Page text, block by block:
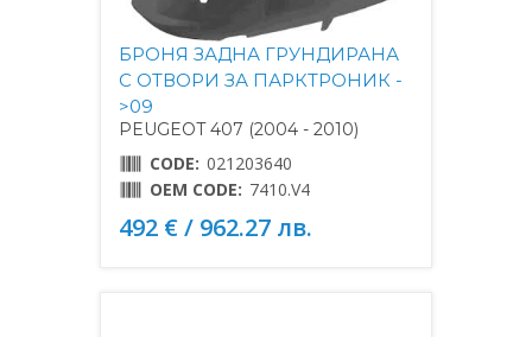
БРОНЯ ЗАДНА ГРУНДИРАНА
С ОТВОРИ ЗА ПАРКТРОНИК -
>09
PEUGEOT 407 (2004 - 2010)
CODE: 021203640
OEM CODE: 7410.V4
492 € / 962.27 лв.